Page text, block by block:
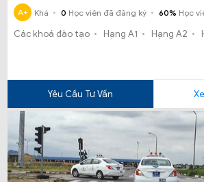
khăn. Vậy chúng ta có nên theo học tại
Đông Dương không?
A+ Khá 0 Học viên đã đăng ký 60% Học
Các khoá đào tạo Hạng A1 Hạng A2
Yêu Cầu Tư Vấn